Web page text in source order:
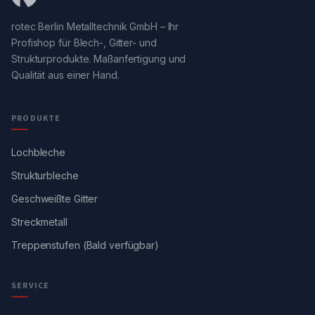
rotec Berlin Metalltechnik GmbH – Ihr
Profishop für Blech-, Gitter- und
Strukturprodukte. Maßanfertigung und
Qualität aus einer Hand.
PRODUKTE
Lochbleche
Strukturbleche
Geschweißte Gitter
Streckmetall
Treppenstufen (Bald verfügbar)
SERVICE